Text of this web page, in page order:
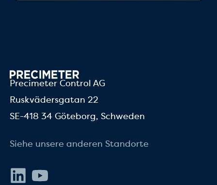
Precimeter Control AG
Ruskvädersgatan 22
SE-418 34 Göteborg, Schweden
Siehe unsere anderen Standorte
LinkedIn